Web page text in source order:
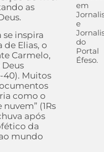
as
inspira
Elias, o
Carmelo,
40). Muitos
como o
(1Rs
após
da
mundo
em
e
do
Portal
Éfeso.